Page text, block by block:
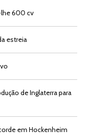
lhe 600 cv
estreia
de Inglaterra para
em Hockenheim